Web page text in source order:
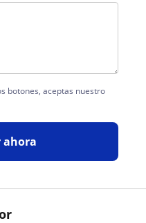
botones, aceptas nuestro
ahora